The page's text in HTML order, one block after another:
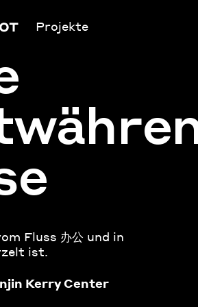
Projekte
Fluss 办公 und in
ist.
Kerry Center